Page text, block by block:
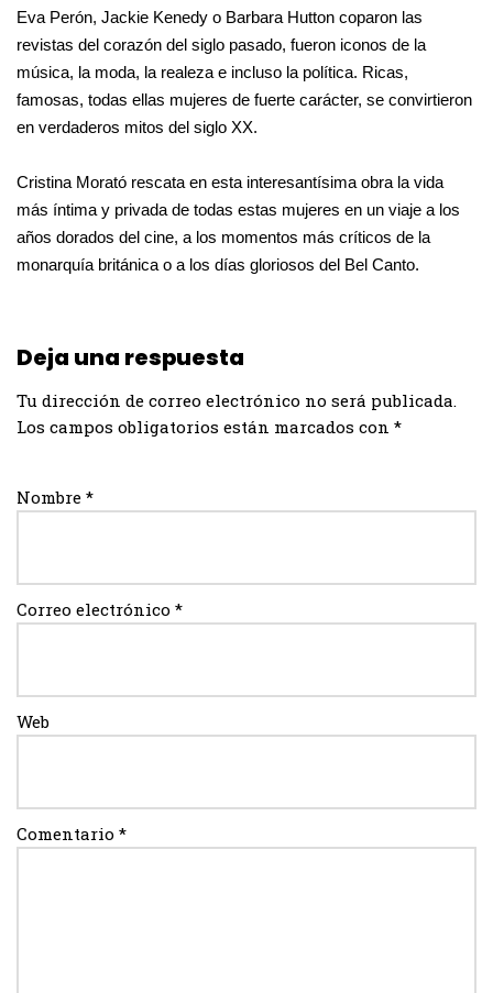
Eva Perón, Jackie Kenedy o Barbara Hutton coparon las
revistas del corazón del siglo pasado, fueron iconos de la
música, la moda, la realeza e incluso la política. Ricas,
famosas, todas ellas mujeres de fuerte carácter, se convirtieron
en verdaderos mitos del siglo XX.
Cristina Morató rescata en esta interesantísima obra la vida
más íntima y privada de todas estas mujeres en un viaje a los
años dorados del cine, a los momentos más críticos de la
monarquía británica o a los días gloriosos del Bel Canto.
Deja una respuesta
Tu dirección de correo electrónico no será publicada.
Los campos obligatorios están marcados con *
Nombre *
Correo electrónico *
Web
Comentario *